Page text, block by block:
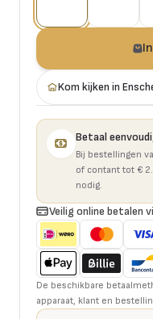
Kom kijken in
Betaal
Bij bestellingen
of contant tot €
nodig.
Veilig online betalen
De beschikbare
apparaat, klant en